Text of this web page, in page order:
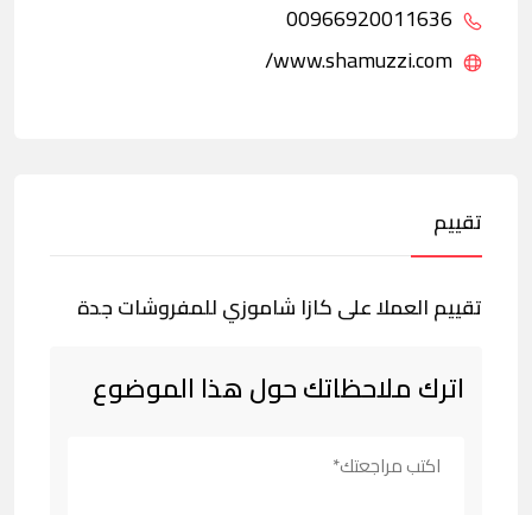
تقييم
تقييم العملا على كازا شاموزي للمفروشات جدة
اترك ملاحظاتك حول هذا الموضوع